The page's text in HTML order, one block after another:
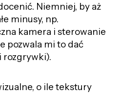
Niemniej, by aż
minusy, np.
kamera i sterowanie
pozwala mi to dać
rozgrywki).
o ile tekstury